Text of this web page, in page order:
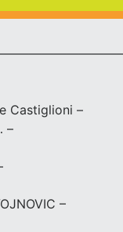
Castiglioni –
–
–